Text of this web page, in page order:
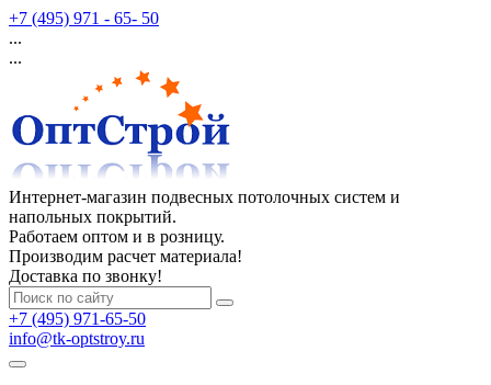
+7 (495) 971 - 65- 50
...
...
Интернет-магазин подвесных потолочных систем и
напольных покрытий.
Работаем оптом и в розницу.
Производим расчет материала!
Доставка по звонку!
+7 (495) 971-65-50
info@tk-optstroy.ru